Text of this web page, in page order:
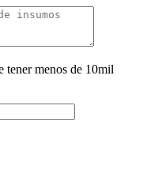
tener menos de 10mil